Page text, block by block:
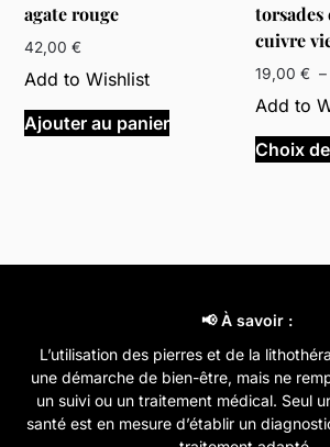
agate rouge
42,00€
Add to Wishlist
Ajouter au panier
torsades
cuivre
19,00€ –
Add to
Choix
📢 À savoir :
L’utilisation des pierres et de la
une démarche de bien-être, mais ne
un suivi ou un traitement médical. Seul
santé est en mesure d’établir un